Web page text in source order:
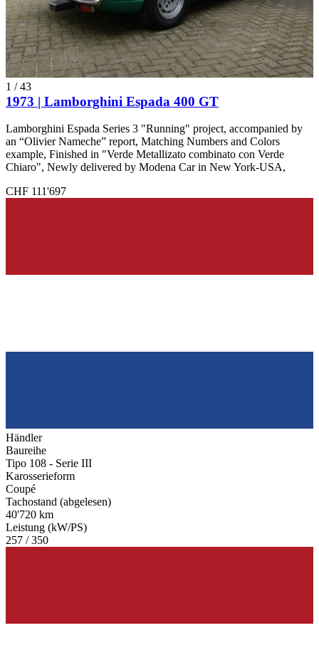
1 /43
1973 | Lamborghini Espada 400 GT
Lamborghini Espada Series 3 "Running" project, accompanied by
an “Olivier Nameche” report, Matching Numbers and Colors
example, Finished in "Verde Metallizato combinato con Verde
Chiaro", Newly delivered by Modena Car in New York-USA,
CHF 111'697
Händler
Baureihe
Tipo 108 - Serie III
Karosserieform
Coupé
Tachostand (abgelesen)
40'720 km
Leistung (kW/PS)
257 / 350